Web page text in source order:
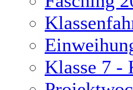
Klasse 7 -